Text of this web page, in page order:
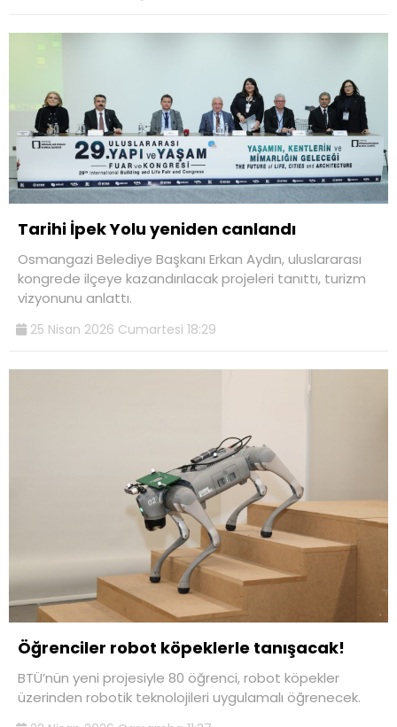
Tarihi İpek Yolu yeniden canlandı
Osmangazi Belediye Başkanı Erkan Aydın, uluslararası
kongrede ilçeye kazandırılacak projeleri tanıttı, turizm
vizyonunu anlattı.
25 Nisan 2026 Cumartesi 18:29
Öğrenciler robot köpeklerle tanışacak!
BTÜ’nün yeni projesiyle 80 öğrenci, robot köpekler
üzerinden robotik teknolojileri uygulamalı öğrenecek.